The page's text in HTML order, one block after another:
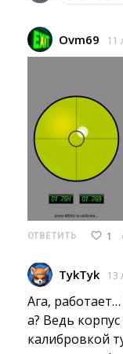
Ovm69 11
ОТВЕТИТЬ 1
TykTyk 13
Ага,
а? Ведь
калибровкой